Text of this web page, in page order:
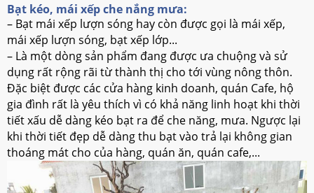
Bạt kéo, mái xếp che nắng mưa:
– Bạt mái xếp lượn sóng hay còn được gọi là mái xếp,
mái xếp lượn sóng, bạt xếp lớp...
– Là một dòng sản phẩm đang được ưa chuộng và sử
dụng rất rộng rãi từ thành thị cho tới vùng nông thôn.
Đặc biệt được các cửa hàng kinh doanh, quán Cafe, hộ
gia đình rất là yêu thích vì có khả năng linh hoạt khi thời
tiết xấu dễ dàng kéo bạt ra để che năng, mưa. Ngược lại
khi thời tiết đẹp dễ dàng thu bạt vào trả lại không gian
thoáng mát cho của hàng, quán ăn, quán cafe,...